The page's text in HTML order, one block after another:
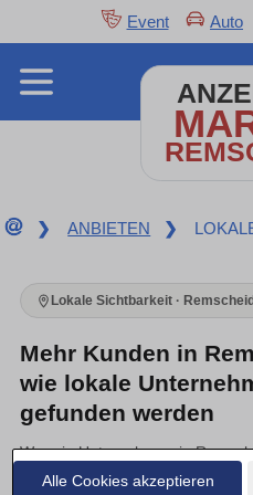
Alle Cookies akzeptieren
Event Auto
❯ ANBIETEN ❯
Lokale Sichtbarkeit ·
Mehr Kunden in
wie lokale
gefunden werden
Wer ein Unternehmen in
kennt das: Gute Arbeit allein